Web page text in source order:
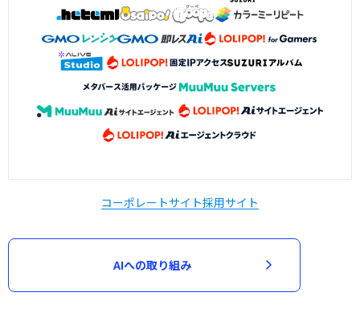
コーポレートサイト採用サイト
AIへの取り組み